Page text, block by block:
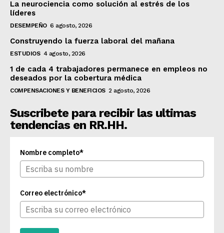
La neurociencia como solución al estrés de los
líderes
DESEMPEÑO 6 agosto, 2026
Construyendo la fuerza laboral del mañana
ESTUDIOS 4 agosto, 2026
1 de cada 4 trabajadores permanece en empleos no
deseados por la cobertura médica
COMPENSACIONES Y BENEFICIOS 2 agosto, 2026
Suscribete para recibir las ultimas
tendencias en RR.HH.
Nombre completo*
Correo electrónico*